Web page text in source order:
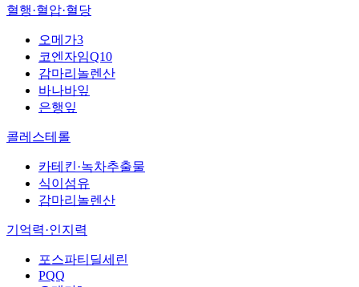
혈행·혈압·혈당
오메가3
코엔자임Q10
감마리놀렌산
바나바잎
은행잎
콜레스테롤
카테킨·녹차추출물
식이섬유
감마리놀렌산
기억력·인지력
포스파티딜세린
PQQ